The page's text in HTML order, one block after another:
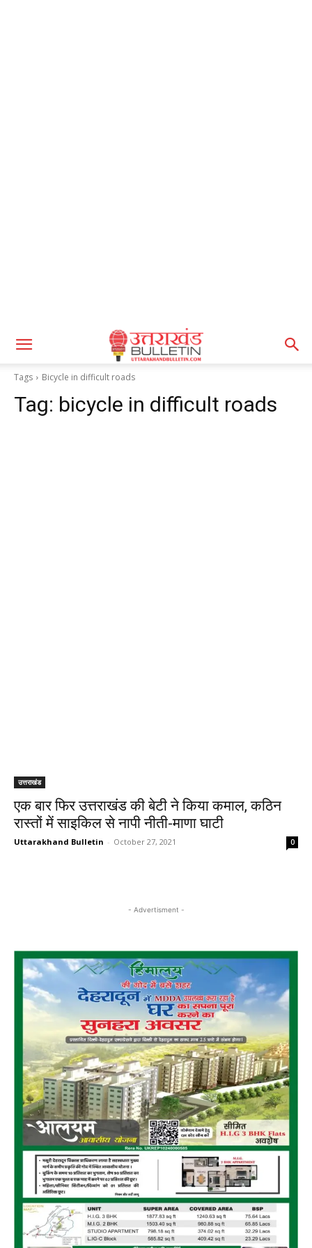
Tags Bicycle in difficult roads
Tag: bicycle in difficult roads
उत्तराखंड
एक बार फिर उत्तराखंड की बेटी ने किया कमाल, कठिन
रास्तों में साइकिल से नापी नीती-माणा घाटी
Uttarakhand Bulletin - October 27, 2021 0
- Advertisment -